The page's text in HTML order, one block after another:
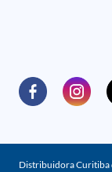
Distribuidora Curitiba